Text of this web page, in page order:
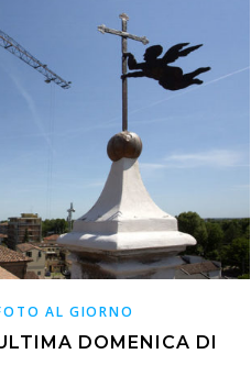
AL GIORNO
DOMENICA DI